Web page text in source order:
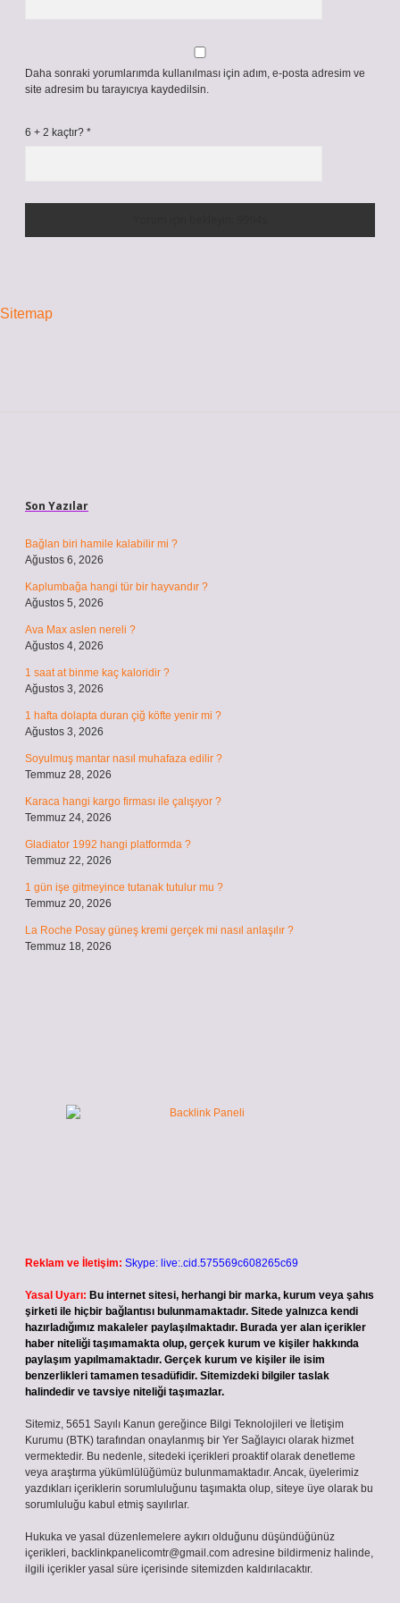
Daha sonraki yorumlarımda kullanılması için adım, e-posta adresim ve
site adresim bu tarayıcıya kaydedilsin.
6 + 2 kaçtır? *
Sitemap
Son Yazılar
Bağlan biri hamile kalabilir mi ?
Ağustos 6, 2026
Kaplumbağa hangi tür bir hayvandır ?
Ağustos 5, 2026
Ava Max aslen nereli ?
Ağustos 4, 2026
1 saat at binme kaç kaloridir ?
Ağustos 3, 2026
1 hafta dolapta duran çiğ köfte yenir mi ?
Ağustos 3, 2026
Soyulmuş mantar nasıl muhafaza edilir ?
Temmuz 28, 2026
Karaca hangi kargo firması ile çalışıyor ?
Temmuz 24, 2026
Gladiator 1992 hangi platformda ?
Temmuz 22, 2026
1 gün işe gitmeyince tutanak tutulur mu ?
Temmuz 20, 2026
La Roche Posay güneş kremi gerçek mi nasıl anlaşılır ?
Temmuz 18, 2026
Reklam ve İletişim: Skype: live:.cid.575569c608265c69
Yasal Uyarı: Bu internet sitesi, herhangi bir marka, kurum veya şahıs
şirketi ile hiçbir bağlantısı bulunmamaktadır. Sitede yalnızca kendi
hazırladığımız makaleler paylaşılmaktadır. Burada yer alan içerikler
haber niteliği taşımamakta olup, gerçek kurum ve kişiler hakkında
paylaşım yapılmamaktadır. Gerçek kurum ve kişiler ile isim
benzerlikleri tamamen tesadüfidir. Sitemizdeki bilgiler taslak
halindedir ve tavsiye niteliği taşımazlar.
Sitemiz, 5651 Sayılı Kanun gereğince Bilgi Teknolojileri ve İletişim
Kurumu (BTK) tarafından onaylanmış bir Yer Sağlayıcı olarak hizmet
vermektedir. Bu nedenle, sitedeki içerikleri proaktif olarak denetleme
veya araştırma yükümlülüğümüz bulunmamaktadır. Ancak, üyelerimiz
yazdıkları içeriklerin sorumluluğunu taşımakta olup, siteye üye olarak bu
sorumluluğu kabul etmiş sayılırlar.
Hukuka ve yasal düzenlemelere aykırı olduğunu düşündüğünüz
içerikleri, backlinkpanelicomtr@gmail.com adresine bildirmeniz halinde,
ilgili içerikler yasal süre içerisinde sitemizden kaldırılacaktır.